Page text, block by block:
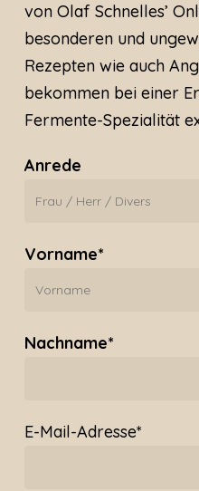
von Olaf Schnelles’
besonderen und
Rezepten wie auch
bekommen bei einer
Fermente-Spezialität
Anrede
Vorname*
Nachname*
E-Mail-Adresse*